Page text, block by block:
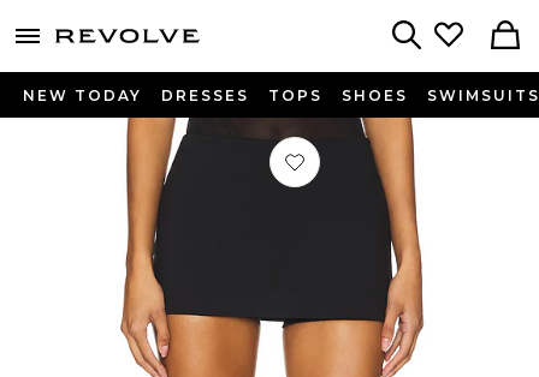
menu - shows more content
NEW TODAY DRESSES TOPS SHOES SWIMSUITS
Préféré JUPE COURTE ISIS